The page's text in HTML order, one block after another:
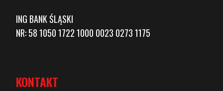
ING BANK ŚLĄSKI
NR: 58 1050 1722 1000 0023 0273 1175
KONTAKT